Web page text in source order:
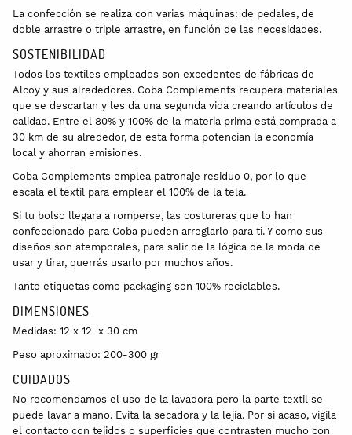
La confección se realiza con varias máquinas: de pedales, de
doble arrastre o triple arrastre, en función de las necesidades.
SOSTENIBILIDAD
Todos los textiles empleados son excedentes de fábricas de
Alcoy y sus alrededores. Coba Complements recupera materiales
que se descartan y les da una segunda vida creando artículos de
calidad. Entre el 80% y 100% de la materia prima está comprada a
30 km de su alrededor, de esta forma potencian la economía
local y ahorran emisiones.
Coba Complements emplea patronaje residuo 0, por lo que
escala el textil para emplear el 100% de la tela.
Si tu bolso llegara a romperse, las costureras que lo han
confeccionado para Coba pueden arreglarlo para ti. Y como sus
diseños son atemporales, para salir de la lógica de la moda de
usar y tirar, querrás usarlo por muchos años.
Tanto etiquetas como packaging son 100% reciclables.
DIMENSIONES
Medidas: 12 x 12 x 30 cm
Peso aproximado: 200-300 gr
CUIDADOS
No recomendamos el uso de la lavadora pero la parte textil se
puede lavar a mano. Evita la secadora y la lejía. Por si acaso, vigila
el contacto con tejidos o superficies que contrasten mucho con